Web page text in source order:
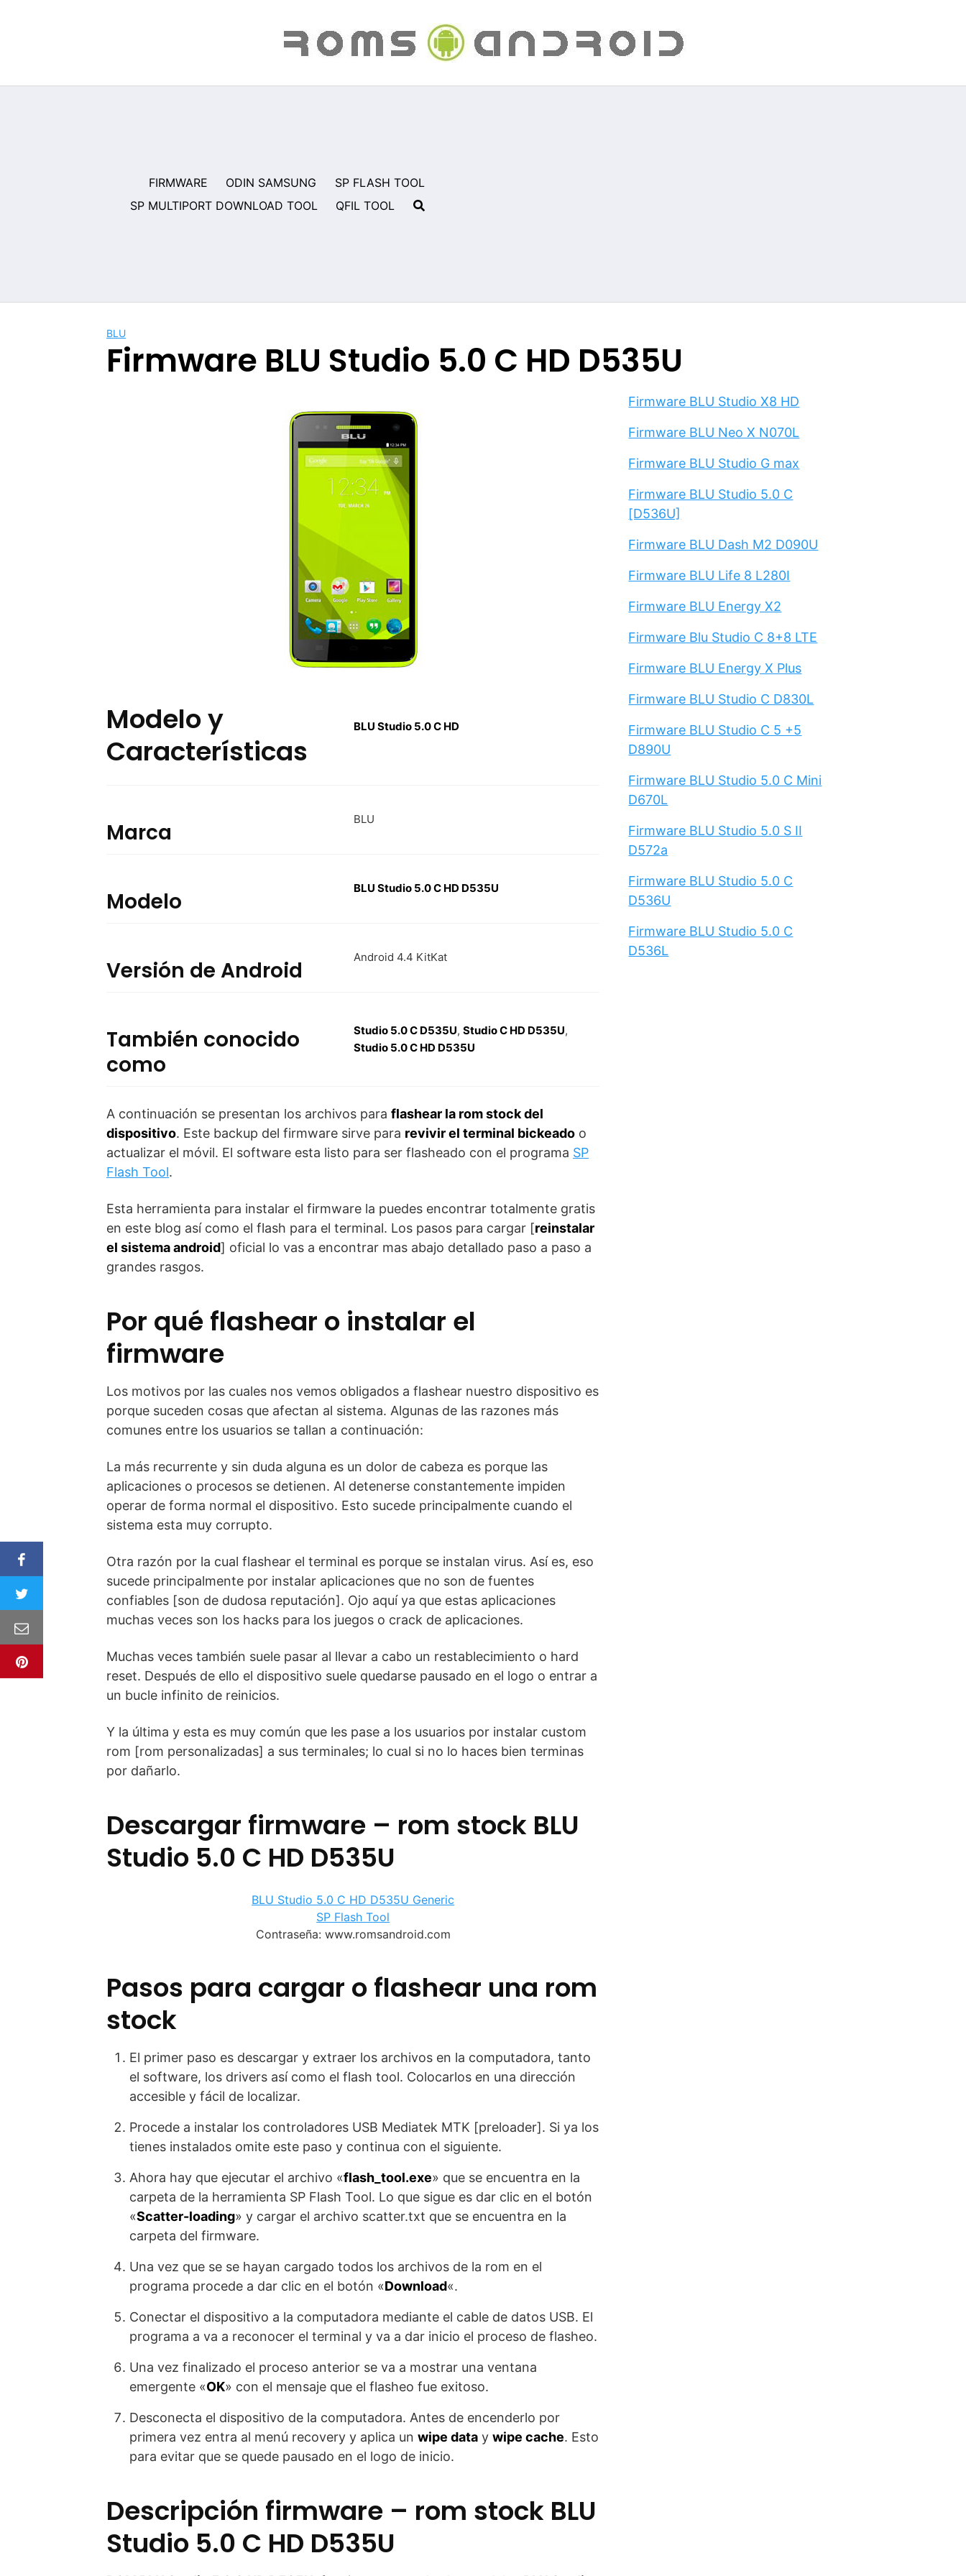
FIRMWARE ODIN SAMSUNG
SP FLASH TOOL
SP MULTIPORT DOWNLOAD TOOL
QFIL TOOL
BLU
Firmware BLU Studio 5.0 C HD D535U
Modelo y
Características
BLU Studio 5.0 C HD
Marca BLU
Modelo BLU Studio 5.0 C HD D535U
Versión de Android Android 4.4 KitKat
También conocido
como
Studio 5.0 C D535U, Studio C HD D535U,
Studio 5.0 C HD D535U
A continuación se presentan los archivos para flashear la rom stock del
dispositivo. Este backup del firmware sirve para revivir el terminal bickeado o
actualizar el móvil. El software esta listo para ser flasheado con el programa SP
Flash Tool.
Esta herramienta para instalar el firmware la puedes encontrar totalmente gratis
en este blog así como el flash para el terminal. Los pasos para cargar [reinstalar
el sistema android] oficial lo vas a encontrar mas abajo detallado paso a paso a
grandes rasgos.
Por qué flashear o instalar el
firmware
Los motivos por las cuales nos vemos obligados a flashear nuestro dispositivo es
porque suceden cosas que afectan al sistema. Algunas de las razones más
comunes entre los usuarios se tallan a continuación:
La más recurrente y sin duda alguna es un dolor de cabeza es porque las
aplicaciones o procesos se detienen. Al detenerse constantemente impiden
operar de forma normal el dispositivo. Esto sucede principalmente cuando el
sistema esta muy corrupto.
Otra razón por la cual flashear el terminal es porque se instalan virus. Así es, eso
sucede principalmente por instalar aplicaciones que no son de fuentes
confiables [son de dudosa reputación]. Ojo aquí ya que estas aplicaciones
muchas veces son los hacks para los juegos o crack de aplicaciones.
Muchas veces también suele pasar al llevar a cabo un restablecimiento o hard
reset. Después de ello el dispositivo suele quedarse pausado en el logo o entrar a
un bucle infinito de reinicios.
Y la última y esta es muy común que les pase a los usuarios por instalar custom
rom [rom personalizadas] a sus terminales; lo cual si no lo haces bien terminas
por dañarlo.
Descargar firmware – rom stock BLU
Studio 5.0 C HD D535U
BLU Studio 5.0 C HD D535U Generic
SP Flash Tool
Contraseña: www.romsandroid.com
Pasos para cargar o flashear una rom
stock
El primer paso es descargar y extraer los archivos en la computadora, tanto
el software, los drivers así como el flash tool. Colocarlos en una dirección
accesible y fácil de localizar.
Procede a instalar los controladores USB Mediatek MTK [preloader]. Si ya los
tienes instalados omite este paso y continua con el siguiente.
Ahora hay que ejecutar el archivo «flash_tool.exe» que se encuentra en la
carpeta de la herramienta SP Flash Tool. Lo que sigue es dar clic en el botón
«Scatter-loading» y cargar el archivo scatter.txt que se encuentra en la
carpeta del firmware.
Una vez que se se hayan cargado todos los archivos de la rom en el
programa procede a dar clic en el botón «Download«.
Conectar el dispositivo a la computadora mediante el cable de datos USB. El
programa a va a reconocer el terminal y va a dar inicio el proceso de flasheo.
Una vez finalizado el proceso anterior se va a mostrar una ventana
emergente «OK» con el mensaje que el flasheo fue exitoso.
Desconecta el dispositivo de la computadora. Antes de encenderlo por
primera vez entra al menú recovery y aplica un wipe data y wipe cache. Esto
para evitar que se quede pausado en el logo de inicio.
Descripción firmware – rom stock BLU
Studio 5.0 C HD D535U
Firmware BLU Studio X8 HD
Firmware BLU Neo X N070L
Firmware BLU Studio G max
Firmware BLU Studio 5.0 C
[D536U]
Firmware BLU Dash M2 D090U
Firmware BLU Life 8 L280I
Firmware BLU Energy X2
Firmware Blu Studio C 8+8 LTE
Firmware BLU Energy X Plus
Firmware BLU Studio C D830L
Firmware BLU Studio C 5 +5
D890U
Firmware BLU Studio 5.0 C Mini
D670L
Firmware BLU Studio 5.0 S II
D572a
Firmware BLU Studio 5.0 C
D536U
Firmware BLU Studio 5.0 C
D536L